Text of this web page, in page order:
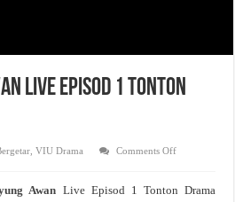
Live Episod 1 Tonton
,VIU Drama Comments Offon
Live
Awan Live Episod 1 Tonton Drama